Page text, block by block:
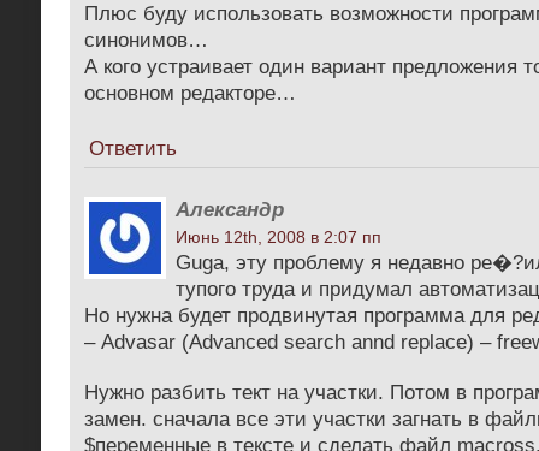
Плюс буду использовать возможности
синонимов…
А кого устраивает один вариант предложения
основном редакторе…
Ответить
Александр
Июнь 12th, 2008 в 2:07 пп
Guga, эту проблему я недавно
тупого труда и придумал
Но нужна будет продвинутая программа для
– Advasar (Advanced search annd replace) –
Нужно разбить тект на участки. Потом в
замен. сначала все эти участки загнать в
$переменные в тексте и сделать файл